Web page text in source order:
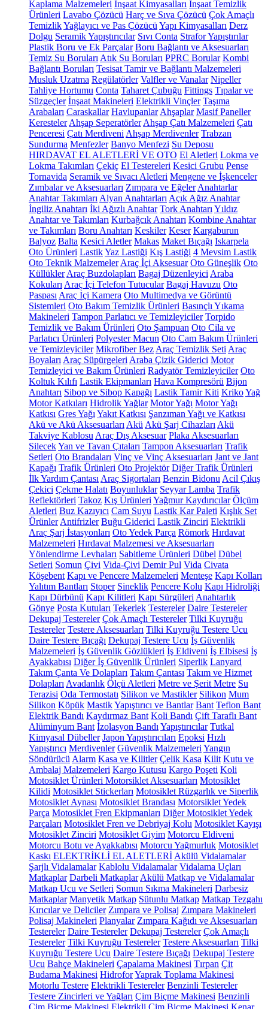
Kaplama Malzemeleri İnşaat Kimyasalları İnşaat Temizlik
Ürünleri Lavabo Çözücü Harç ve Sıva Çözücü Çok Amaçlı
TemizlikYağlayıcı ve Pas Çözücü Yapı Kimyasalları Derz
Dolgu Seramik Yapıştırıcılar Sıvı Conta Strafor Yapıştırılar
Plastik Boru ve Ek Parçalar Boru Bağlantı ve Aksesuarları
Temiz Su Boruları Atık Su Boruları PPRC Borular Kombi
Bağlantı Boruları Tesisat Tamir ve Bağlantı Malzemeleri
Musluk Uzatma Regülatörler Valfler ve Vanalar Nipeller
Tahliye Hortumu Conta Taharet Çubuğu Fittings Tıpalar ve
Süzgeçler İnşaat Makineleri Elektrikli Vinçler Taşıma
Arabaları Caraskallar Havlupanlar Ahşaplar Masif Paneller
Keresteler Ahşap Seperatörler Ahşap Çatı Malzemeleri Çatı
Penceresi Çatı Merdiveni Ahşap Merdivenler Trabzan
Sundurma Menfezler Banyo Menfezi Su Deposu
HIRDAVAT EL ALETLERİ VE OTO El Aletleri Lokma ve
Lokma Takımları Çekiç El Testereleri Kesici Grubu Pense
Tornavida Seramik ve Sıvacı Aletleri Mengene ve İşkenceler
Zımbalar ve Aksesuarları Zımpara ve Eğeler Anahtarlar
Anahtar Takımları Alyan Anahtarları Açık Ağız Anahtar
İngiliz Anahtarı İki Ağızlı Anahtar Tork Anahtarı Yıldız
Anahtar ve Takımları Kurbağcık Anahtarı Kombine Anahtar
ve Takımları Boru Anahtarı Keskiler Keser Kargaburun
Balyoz Balta Kesici Aletler Makas Maket Bıçağı Iskarpela
Oto Ürünleri LastikYaz Lastiği Kış Lastiği 4 Mevsim Lastik
Oto Teknik Malzemeler Araç İçi Aksesuar Oto Güneşlik Oto
Küllükler Araç Buzdolapları Bagaj Düzenleyici Araba
Kokuları Araç İçi Telefon Tutucular Bagaj Havuzu Oto
Paspası Araç İçi Kamera Oto Multimedya ve Görüntü
Sistemleri Oto Bakım Temizlik Ürünleri Basınçlı Yıkama
Makineleri Tampon Parlatıcı ve Temizleyiciler Torpido
Temizlik ve Bakım Ürünleri Oto Şampuan Oto Cila ve
Parlatıcı Ürünleri Polyester Macun Oto Cam Bakım Ürünleri
ve Temizleyiciler Mikrofiber Bez Araç Temizlik Seti Araç
Boyaları Araç Süpürgeleri Araba Çizik Giderici Motor
Temizleyici ve Bakım Ürünleri Radyatör Temizleyiciler Oto
Koltuk Kılıfı Lastik Ekipmanları Hava Kompresörü Bijon
Anahtarı Sibop ve Sibop Kapağı Lastik Tamir Kiti KrikoYağ
Motor Katkıları Hidrolik Yağlar Motor Yağı Motor Yağı
Katkısı Gres Yağı Yakıt Katkısı Şanzıman Yağı ve Katkısı
Akü ve Akü Aksesuarları Akü Akü Şarj Cihazları Akü
Takviye Kablosu Araç Dış Aksesuar Plaka Aksesuarları
SilecekYan ve Tavan Çıtaları Tampon Aksesuarları Trafik
Setleri Oto Brandaları Vinç ve Vinç Aksesuarları Jant ve Jant
Kapağı Trafik Ürünleri Oto Projektör Diğer Trafik Ürünleri
İlk Yardım Çantası Araç Sigortaları Benzin Bidonu Acil Çıkış
Çekici Çekme Halatı Boyunluklar Seyyar Lamba Trafik
Reflektörleri Takoz Kış Ürünleri Yağmur Kaydırıcılar Ölçüm
Aletleri Buz Kazıyıcı Cam Suyu Lastik Kar Paleti Kışlık Set
Ürünler Antifrizler Buğu Giderici Lastik Zinciri Elektrikli
Araç Şarj İstasyonları Oto Yedek Parça Römork Hırdavat
Malzemeleri Hırdavat Malzemesi ve Aksesuarları
Yönlendirme Levhaları Sabitleme Ürünleri Dübel Dübel
Setleri Somun Çivi Vida-Çivi Demir Pul Vida Civata
Köşebent Kapı ve Pencere Malzemeleri Menteşe Kapı Kolları
Yalıtım Bantları Stoper Sineklik Pencere Kolu Kapı Hidroliği
Kapı Dürbünü Kapı Kilitleri Kapı Sürgüleri Anahtarlık
Gönye Posta Kutuları Tekerlek Testereler Daire Testereler
Dekupaj Testereler Çok Amaçlı Testereler Tilki Kuyruğu
Testereler Testere Aksesuarları Tilki Kuyruğu Testere Ucu
Daire Testere Bıçağı Dekupaj Testere Ucu İş Güvenlik
Malzemeleri İş Güvenlik Gözlükleri İş Eldiveni İş Elbisesi İş
Ayakkabısı Diğer İş Güvenlik Ürünleri Siperlik Lanyard
Takım Çanta Ve Dolapları Takım Çantası Takım ve Hizmet
Dolapları Avadanlık Ölçü Aletleri Metre ve Şerit Metre Su
Terazisi Oda Termostatı Silikon ve Mastikler Silikon Mum
Silikon Köpük MastikYapıştırıcı ve Bantlar Bant Teflon Bant
Elektrik Bandı Kaydırmaz Bant Koli Bandı Çift Taraflı Bant
Alüminyum Bant İzolasyon Bandı Yapıştırıcılar Tutkal
Kimyasal Dübeller Japon Yapıştırıcıları Epoksi Hızlı
Yapıştırıcı Merdivenler Güvenlik Malzemeleri Yangın
Söndürücü Alarm Kasa ve Kilitler Çelik Kasa Kilit Kutu ve
Ambalaj Malzemeleri Kargo Kutusu Kargo Poşeti Koli
Motosiklet Ürünleri Motorsiklet Aksesuarları Motosiklet
Kilidi Motosiklet Stickerları Motosiklet Rüzgarlık ve Siperlik
Motosiklet Aynası Motosiklet Brandası Motorsiklet Yedek
Parça Motosiklet Fren Ekipmanları Diğer Motosiklet Yedek
Parçaları Motosiklet Fren ve Debriyaj Kolu Motosiklet Kayışı
Motosiklet Zinciri Motosiklet Giyim Motorcu Eldiveni
Motorcu Botu ve Ayakkabısı Motorcu Yağmurluk Motosiklet
Kaskı ELEKTRİKLİ EL ALETLERİ Akülü Vidalamalar
Şarjlı Vidalamalar Kablolu Vidalamalar Vidalama Uçları
Matkaplar Darbeli Matkaplar Akülü Matkap ve Vidalamalar
Matkap Ucu ve Setleri Somun Sıkma Makineleri Darbesiz
Matkaplar Manyetik Matkap Sütunlu Matkap Matkap Tezgahı
Kırıcılar ve Deliciler Zımpara ve Polisaj Zımpara Makineleri
Polisaj Makineleri Planyalar Zımpara Kağıdı ve Aksesuarları
Testereler Daire Testereler Dekupaj Testereler Çok Amaçlı
Testereler Tilki Kuyruğu Testereler Testere Aksesuarları Tilki
Kuyruğu Testere Ucu Daire Testere Bıçağı Dekupaj Testere
Ucu Bahçe Makineleri Çapalama Makinesi Tırpan Çit
Budama Makinesi HidroforYaprak Toplama Makinesi
Motorlu Testere Elektrikli Testereler Benzinli Testereler
Testere Zincirleri ve Yağları Çim Biçme Makinesi Benzinli
Çim Biçme Makinesi Elektrikli Çim Biçme Makinesi Kenar